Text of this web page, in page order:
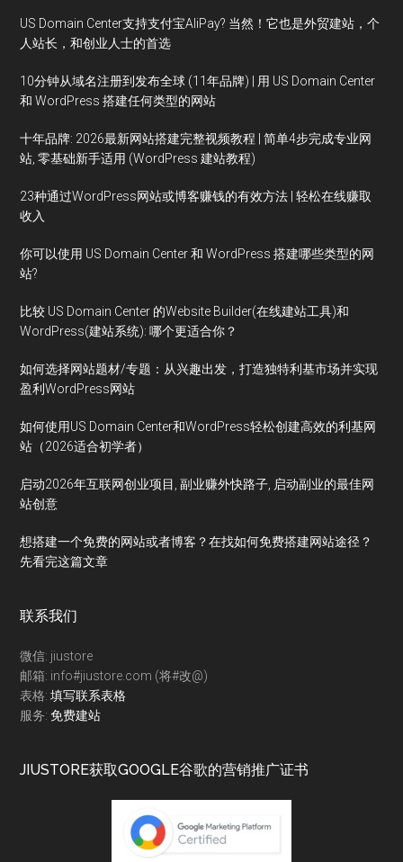
US Domain Center支持支付宝AliPay? 当然！它也是外贸建站，个
人站长，和创业人士的首选
10分钟从域名注册到发布全球 (11年品牌) | 用 US Domain Center
和 WordPress 搭建任何类型的网站
十年品牌: 2026最新网站搭建完整视频教程 | 简单4步完成专业网
站, 零基础新手适用 (WordPress 建站教程)
23种通过WordPress网站或博客赚钱的有效方法 | 轻松在线赚取
收入
你可以使用 US Domain Center 和 WordPress 搭建哪些类型的网
站?
比较 US Domain Center 的Website Builder(在线建站工具)和
WordPress(建站系统): 哪个更适合你？
如何选择网站题材/专题：从兴趣出发，打造独特利基市场并实现
盈利WordPress网站
如何使用US Domain Center和WordPress轻松创建高效的利基网
站（2026适合初学者）
启动2026年互联网创业项目, 副业赚外快路子, 启动副业的最佳网
站创意
想搭建一个免费的网站或者博客？在找如何免费搭建网站途径？
先看完这篇文章
联系我们
微信: jiustore
邮箱: info#jiustore.com (将#改@)
表格:填写联系表格
服务:免费建站
JIUSTORE获取GOOGLE谷歌的营销推广证书